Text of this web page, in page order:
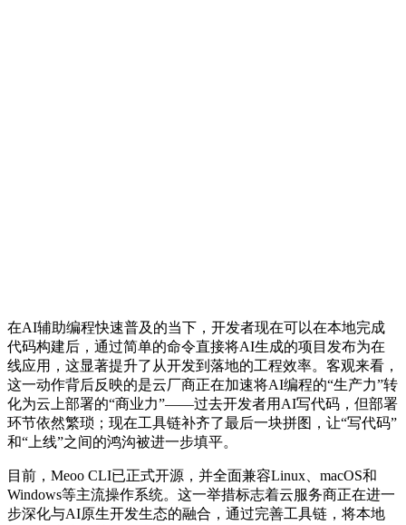
在AI辅助编程快速普及的当下，开发者现在可以在本地完成
代码构建后，通过简单的命令直接将AI生成的项目发布为在
线应用，这显著提升了从开发到落地的工程效率。客观来看，
这一动作背后反映的是云厂商正在加速将AI编程的“生产力”转
化为云上部署的“商业力”——过去开发者用AI写代码，但部署
环节依然繁琐；现在工具链补齐了最后一块拼图，让“写代码”
和“上线”之间的鸿沟被进一步填平。
目前，Meoo CLI已正式开源，并全面兼容Linux、macOS和
Windows等主流操作系统。这一举措标志着云服务商正在进一
步深化与AI原生开发生态的融合，通过完善工具链，将本地